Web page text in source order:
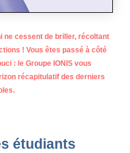
ne cessent de briller, récoltant
! Vous êtes passé à côté
: le Groupe IONIS vous
récapitulatif des derniers
étudiants